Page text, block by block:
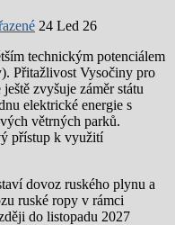
24 Led 26
technickým potenciálem
Přitažlivost Vysočiny pro
zvyšuje záměr státu
elektrické energie s
větrných parků.
přístup k využití
dovoz ruského plynu a
ruské ropy v rámci
do listopadu 2027